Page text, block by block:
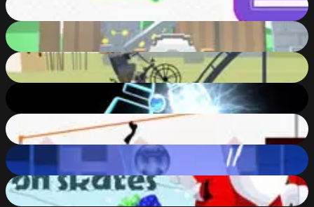
66
Сannoneer
59
Biker Street
64%
Impossible Ball Glow Twist
49
Vex 3
61%
Smash Hit
53
%
Santa on Skates
54%